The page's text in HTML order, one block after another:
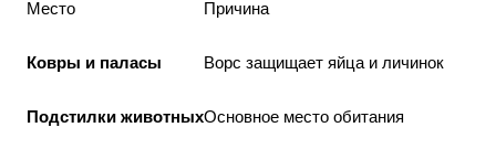
Место Причина
Ковры и паласы Ворс защищает яйца и личинок
Подстилки животныхОсновное место обитания